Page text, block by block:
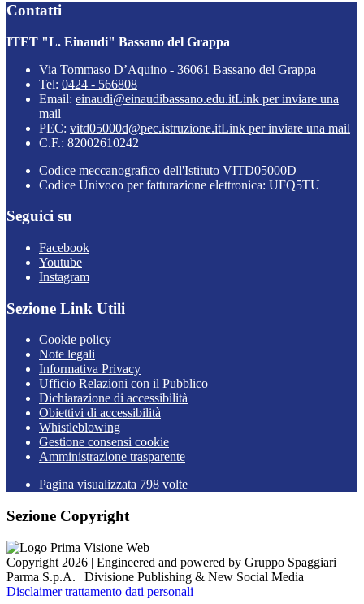
Contatti
ITET "L. Einaudi" Bassano del Grappa
Via Tommaso D’Aquino - 36061 Bassano del Grappa
Tel: 0424 - 566808
Email: einaudi@einaudibassano.edu.itLink per inviare una
mail
PEC: vitd05000d@pec.istruzione.itLink per inviare una mail
C.F.: 82002610242
Codice meccanografico dell'Istituto VITD05000D
Codice Univoco per fatturazione elettronica: UFQ5TU
Seguici su
Facebook
Youtube
Instagram
Sezione Link Utili
Cookie policy
Note legali
Informativa Privacy
Ufficio Relazioni con il Pubblico
Dichiarazione di accessibilità
Obiettivi di accessibilità
Whistleblowing
Gestione consensi cookie
Amministrazione trasparente
Pagina visualizzata 798 volte
Sezione Copyright
Copyright 2026 | Engineered and powered by Gruppo Spaggiari
Parma S.p.A. | Divisione Publishing & New Social Media
Disclaimer trattamento dati personali